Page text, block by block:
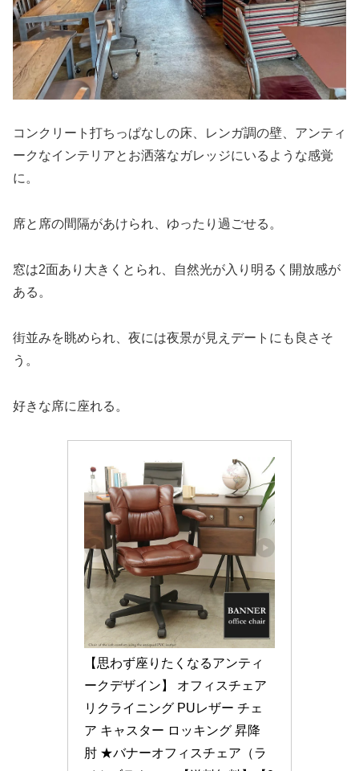
コンクリート打ちっぱなしの床、レンガ調の壁、アンティ
ークなインテリアとお洒落なガレッジにいるような感覚
に。
席と席の間隔があけられ、ゆったり過ごせる。
窓は2面あり大きくとられ、自然光が入り明るく開放感が
ある。
街並みを眺められ、夜には夜景が見えデートにも良さそ
う。
好きな席に座れる。
【思わず座りたくなるアンティ
ークデザイン】 オフィスチェア
リクライニング PUレザー チェ
ア キャスター ロッキング 昇降
肘 ★バナーオフィスチェア（ラ